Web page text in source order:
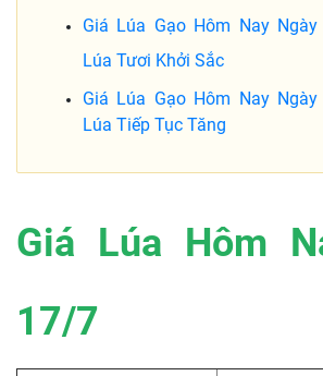
Giá Lúa Gạo Hôm Nay
Lúa Tươi Khởi Sắc
Giá Lúa Gạo Hôm Nay
Lúa Tiếp Tục Tăng
Giá Lúa Hôm
17/7